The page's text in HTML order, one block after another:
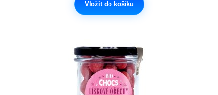
Vložit do košíku